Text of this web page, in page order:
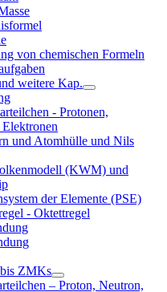
von chemischen Formeln
weitere Kap.
- Protonen,
und Atomhülle und Nils
(KWM) und
der Elemente (PSE)
- Oktettregel
ZMKs
– Proton, Neutron,